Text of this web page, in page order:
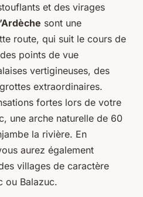
et des virages
sont une
route, qui suit le cours de
points de vue
vertigineuses, des
extraordinaires.
fortes lors de votre
une arche naturelle de 60
la rivière. En
aurez également
villages de caractère
ou Balazuc.